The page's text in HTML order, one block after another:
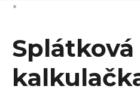
×
Splátková